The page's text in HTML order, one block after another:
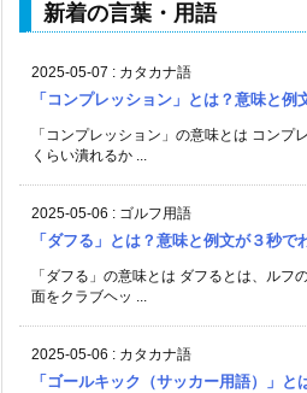
新着の言葉・用語
2025-05-07 : カタカナ語
「コンプレッション」とは？意味と例
「コンプレッション」の意味とは コンプ
くらい潰れるか ...
2025-05-06 : ゴルフ用語
「ダフる」とは？意味と例文が３秒で
「ダフる」の意味とは ダフるとは、ルフ
面をクラブヘッ ...
2025-05-06 : カタカナ語
「ゴールキック（サッカー用語）」